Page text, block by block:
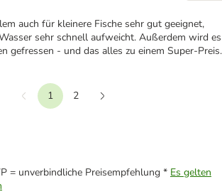
auch für kleinere Fische sehr gut geeignet,
sehr schnell aufweicht. Außerdem wird es
gefressen - und das alles zu einem Super-Preis.
Vorherige
1
2
= unverbindliche Preisempfehlung * Es gelten